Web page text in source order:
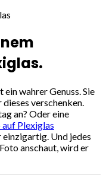
wahrer Genuss. Sie
verschenken.
an? Oder eine
auf Plexiglas
einzigartig. Und jedes
anschaut, wird er